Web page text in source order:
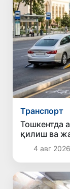
Транспорт
Тошкентда
қилиш ва
учун4 авг